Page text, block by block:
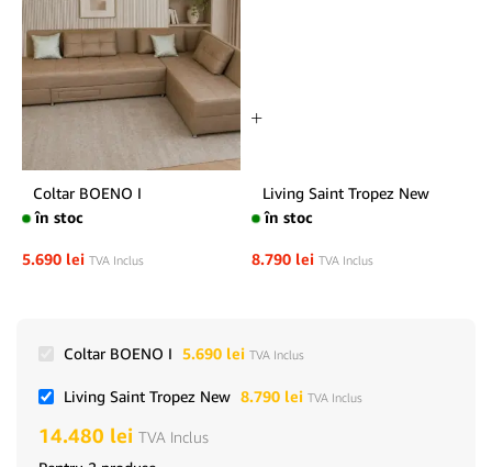
Coltar BOENO I
în stoc
5.690 lei TVA Inclus
Living Saint Tropez New
în stoc
8.790 lei TVA Inclus
Coltar BOENO I 5.690 lei TVA Inclus
Living Saint Tropez New 8.790 lei TVA Inclus
14.480 lei TVA Inclus